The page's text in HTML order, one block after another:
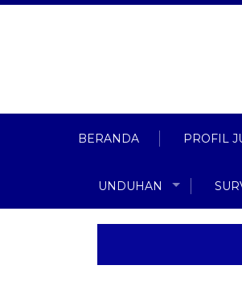
BERANDA PROFIL
UNDUHAN